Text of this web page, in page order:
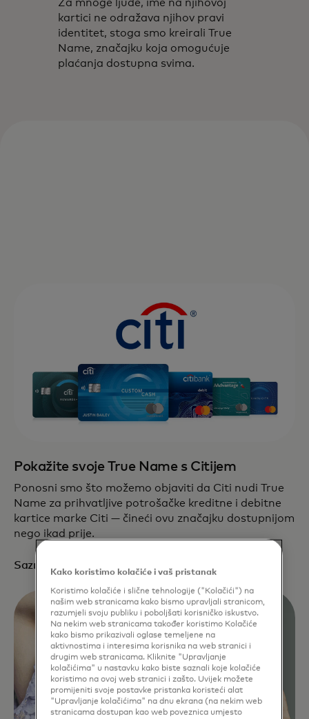
Za mnoge ljude, ime na njihovoj
kartici ne odražava njihov pravi
identitet, stoga smo kreirali True
Name, značajku koja omogućuje
plaćanja dostupna svima.
Pokažite svoje True Name s Citijem
Ponosni smo što možemo objaviti da Citi nudi True
Name za prihvatljive potrošačke kreditne i debitne
kartice marke Citi — čineći ovu značajku dostupnijom
nego ikad prije.
Saznajte više
Kako koristimo kolačiće i vaš pristanak
Koristimo kolačiće i slične tehnologije ("Kolačići") na
našim web stranicama kako bismo upravljali stranicom,
razumjeli svoju publiku i poboljšati korisničko iskustvo.
Na nekim web stranicama također koristimo Kolačiće
kako bismo prikazivali oglase temeljene na
aktivnostima i interesima korisnika na web stranici i
drugim web stranicama. Kliknite "Upravljanje
kolačićima" u nastavku kako biste saznali koje kolačiće
koristimo na ovoj web stranici i zašto. Uvijek možete
promijeniti svoje postavke pristanka koristeći alat
"Upravljanje kolačićima" na dnu ekrana (na nekim web
stranicama dostupan kao web poveznica umjesto